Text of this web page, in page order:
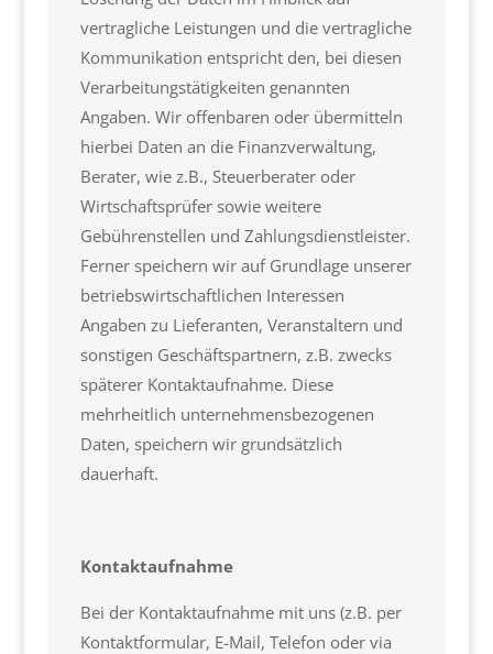
vertragliche Leistungen und die vertragliche
Kommunikation entspricht den, bei diesen
Verarbeitungstätigkeiten genannten
Angaben. Wir offenbaren oder übermitteln
hierbei Daten an die Finanzverwaltung,
Berater, wie z.B., Steuerberater oder
Wirtschaftsprüfer sowie weitere
Gebührenstellen und Zahlungsdienstleister.
Ferner speichern wir auf Grundlage unserer
betriebswirtschaftlichen Interessen
Angaben zu Lieferanten, Veranstaltern und
sonstigen Geschäftspartnern, z.B. zwecks
späterer Kontaktaufnahme. Diese
mehrheitlich unternehmensbezogenen
Daten, speichern wir grundsätzlich
dauerhaft.
Kontaktaufnahme
Bei der Kontaktaufnahme mit uns (z.B. per
Kontaktformular, E-Mail, Telefon oder via